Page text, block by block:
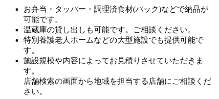
お弁当・タッパー・調理済食材(パック)などで納品が
可能です。
温蔵庫の貸し出しも可能です。ご相談ください。
特別養護老人ホームなどの大型施設でも提供可能で
す。
施設規模や内容によってお見積りさせていただきま
す。
店舗検索の画面から地域を担当する店舗にご相談くだ
さい。